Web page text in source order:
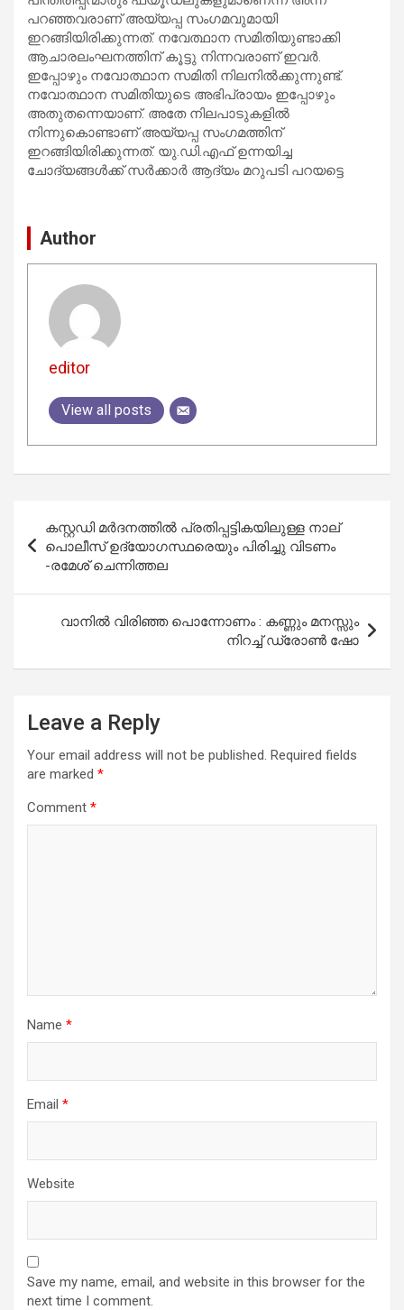
പറഞ്ഞവരാണ് അയ്യപ്പ സംഗമവുമായി
ഇറങ്ങിയിരിക്കുന്നത്. നവേത്ഥാന സമിതിയുണ്ടാക്കി
ആചാരലംഘനത്തിന് കൂട്ടു നിന്നവരാണ് ഇവര്‍.
ഇപ്പോഴും നവോത്ഥാന സമിതി നിലനില്‍ക്കുന്നുണ്ട്.
നവോത്ഥാന സമിതിയുടെ അഭിപ്രായം ഇപ്പോഴും
അതുതന്നെയാണ്. അതേ നിലപാടുകളില്‍
നിന്നുകൊണ്ടാണ് അയ്യപ്പ സംഗമത്തിന്
ഇറങ്ങിയിരിക്കുന്നത്. യു.ഡി.എഫ് ഉന്നയിച്ച
ചോദ്യങ്ങള്‍ക്ക് സര്‍ക്കാര്‍ ആദ്യം മറുപടി പറയട്ടെ
Author
editor
View all posts
navigation
കസ്റ്റഡി മർദനത്തിൽ പ്രതിപ്പട്ടികയിലുള്ള നാല്
പൊലീസ് ഉദ്യോഗസ്ഥരെയും പിരിച്ചു വിടണം
-രമേശ് ചെന്നിത്തല
വാനിൽ വിരിഞ്ഞ പൊന്നോണം : കണ്ണും മനസ്സും
നിറച്ച് ഡ്രോൺ ഷോ
Leave a Reply
Your email address will not be published. Required fields
are marked *
Comment *
Name *
Email *
Website
Save my name, email, and website in this browser for the
next time I comment.